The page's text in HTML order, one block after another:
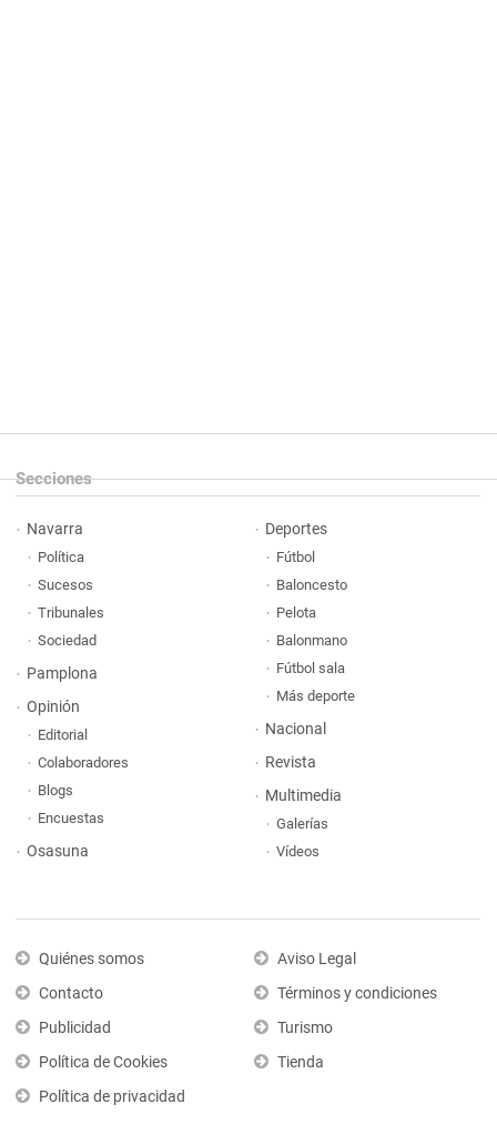
Secciones
Navarra
Política
Sucesos
Tribunales
Sociedad
Pamplona
Opinión
Editorial
Colaboradores
Blogs
Encuestas
Osasuna
Deportes
Fútbol
Baloncesto
Pelota
Balonmano
Fútbol sala
Más deporte
Nacional
Revista
Multimedia
Galerías
Vídeos
Quiénes somos
Contacto
Publicidad
Política de Cookies
Política de privacidad
Aviso Legal
Términos y condiciones
Turismo
Tienda